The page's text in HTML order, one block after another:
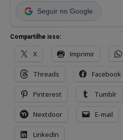
Seguir no Google
Compartilhe isso:
X Imprimir
Threads Facebook
Pinterest Tumblr
Nextdoor E-mail
LinkedIn